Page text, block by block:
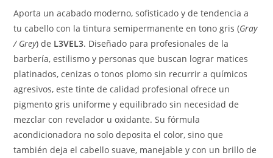
Aporta un acabado moderno, sofisticado y de tendencia a
tu cabello con la tintura semipermanente en tono gris (Gray
/ Grey) de L3VEL3. Diseñado para profesionales de la
barbería, estilismo y personas que buscan lograr matices
platinados, cenizas o tonos plomo sin recurrir a químicos
agresivos, este tinte de calidad profesional ofrece un
pigmento gris uniforme y equilibrado sin necesidad de
mezclar con revelador u oxidante. Su fórmula
acondicionadora no solo deposita el color, sino que
también deja el cabello suave, manejable y con un brillo de